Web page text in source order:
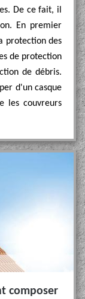
De ce fait, il
En premier
protection des
de protection
de débris.
d'un casque
les couvreurs
composer